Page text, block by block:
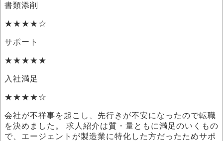
書類添削
★★★★☆
サポート
★★★★★
入社満足
★★★★☆
会社が不祥事を起こし、先行きが不安になったので転職
を決めました。 求人紹介は質・量ともに満足のいくもの
で、エージェントが製造業に特化した方だったためサポ